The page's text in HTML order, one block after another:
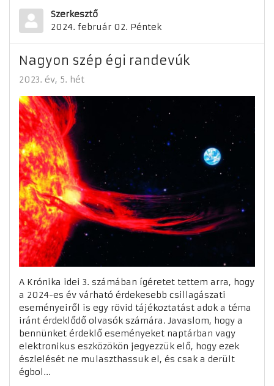
Szerkesztő
2024. február 02. Péntek
Nagyon szép égi randevúk
2023. év 5. hét
A Krónika idei 3. számában ígéretet tettem arra, hogy
a 2024-es év várható érdekesebb csillagászati
eseményeiről is egy rövid tájékoztatást adok a téma
iránt érdeklődő olvasók számára. Javaslom, hogy a
bennünket érdeklő eseményeket naptárban vagy
elektronikus eszközökön jegyezzük elő, hogy ezek
észlelését ne mulaszthassuk el, és csak a derült
égbol...